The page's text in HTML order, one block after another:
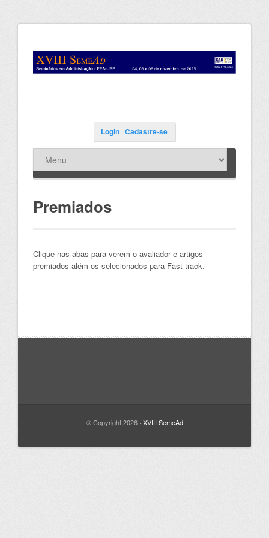
Login| Cadastre-se
Premiados
Clique nas abas para verem o avaliador e artigos
premiados além os selecionados para Fast-track.
© Copyright 2026 · XVIII SemeAd